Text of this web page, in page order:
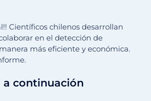
Científicos chilenos desarrollan
en el detección de
más eficiente y económica.
a continuación